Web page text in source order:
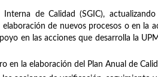
de Calidad (SGIC),
de nuevos procesos o en la
en las acciones que desarrolla la
en la elaboración del Plan Anual de